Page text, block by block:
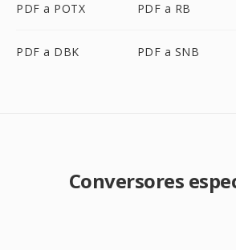
PDF a POTX PDF a RB
PDF a DBK PDF a SNB
Conversores